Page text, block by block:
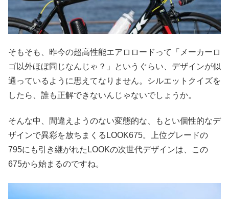
そもそも、昨今の超高性能エアロロードって「メーカーロ
ゴ以外ほぼ同じなんじゃ？」というぐらい、デザインが似
通っているように思えてなりません。シルエットクイズを
したら、誰も正解できないんじゃないでしょうか。
そんな中、間違えようのない変態的な、もとい個性的なデ
ザインで異彩を放ちまくるLOOK675。上位グレードの
795にも引き継がれたLOOKの次世代デザインは、この
675から始まるのですね。